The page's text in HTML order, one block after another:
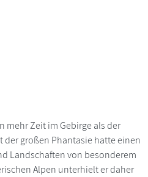
mehr Zeit im Gebirge als der
der großen Phantasie hatte einen
Landschaften von besonderem
Alpen unterhielt er daher